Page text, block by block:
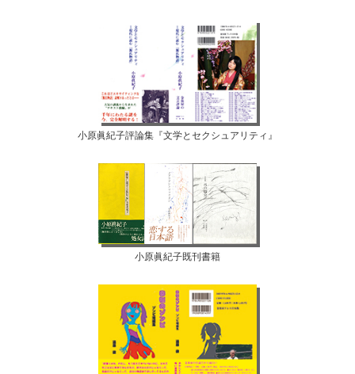
小原眞紀子評論集『文学とセクシュアリティ』
小原眞紀子既刊書籍